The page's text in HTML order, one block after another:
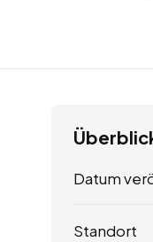
Datum
Standort